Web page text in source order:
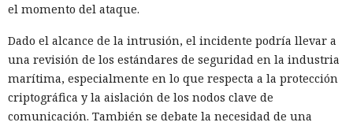
el momento del ataque.
Dado el alcance de la intrusión, el incidente podría llevar a
una revisión de los estándares de seguridad en la industria
marítima, especialmente en lo que respecta a la protección
criptográfica y la aislación de los nodos clave de
comunicación. También se debate la necesidad de una